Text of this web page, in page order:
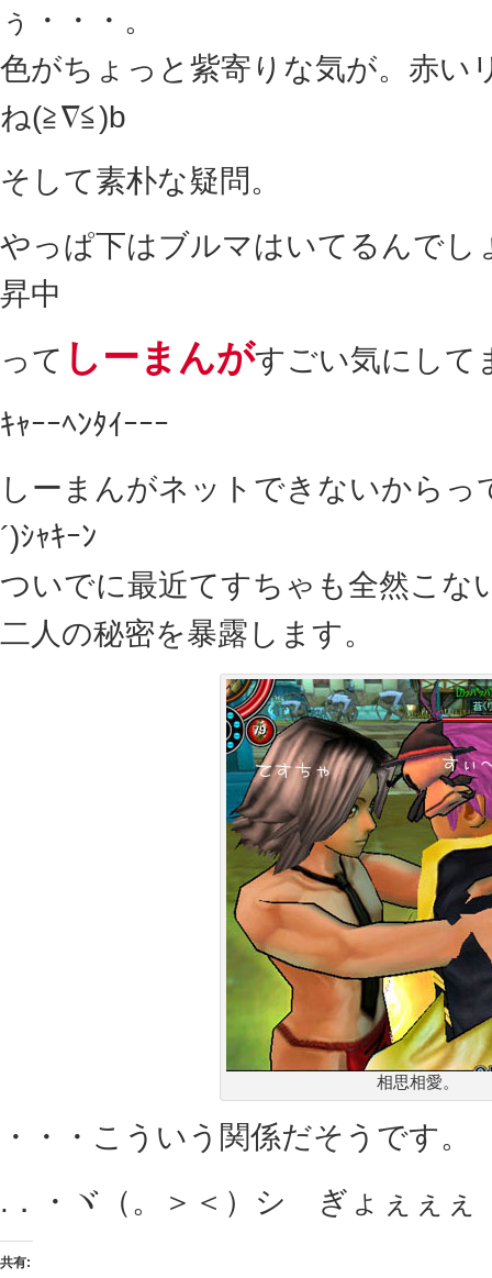
ぅ・・・。
色がちょっと紫寄りな気が。赤い
ね(≧∇≦)b
そして素朴な疑問。
やっぱ下はブルマはいてるんでし
昇中
って しーまんがすごい気にして
ｷｬｰｰﾍﾝﾀｲｰｰｰ
しーまんがネットできないから
´)ｼｬｷｰﾝ
ついでに最近てすちゃも全然こな
二人の秘密を暴露します。
相思相愛。
・・・こういう関係だそうです。
.．・ヾ（。＞＜）シ ぎょぇぇぇ
共有: